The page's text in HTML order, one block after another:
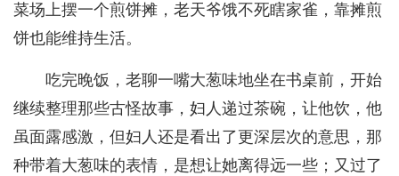
菜场上摆一个煎饼摊，老天爷饿不死瞎家雀，靠摊煎
饼也能维持生活。
吃完晚饭，老聊一嘴大葱味地坐在书桌前，开始
继续整理那些古怪故事，妇人递过茶碗，让他饮，他
虽面露感激，但妇人还是看出了更深层次的意思，那
种带着大葱味的表情，是想让她离得远一些；又过了